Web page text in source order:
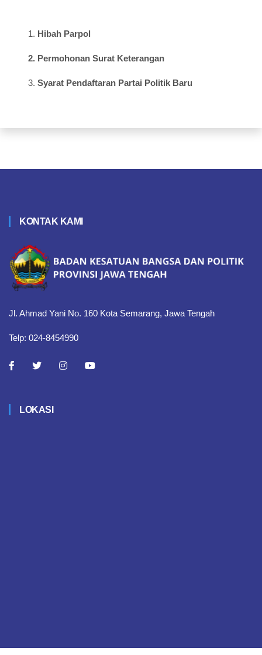
1. Hibah Parpol
2. Permohonan Surat Keterangan
3. Syarat Pendaftaran Partai Politik Baru
KONTAK KAMI
Jl. Ahmad Yani No. 160 Kota Semarang, Jawa Tengah
Telp: 024-8454990
LOKASI